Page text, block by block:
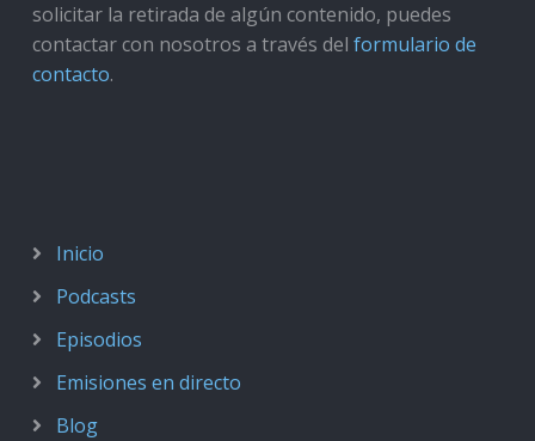
solicitar la retirada de algún contenido, puedes
contactar con nosotros a través del formulario de
contacto.
Inicio
Podcasts
Episodios
Emisiones en directo
Blog